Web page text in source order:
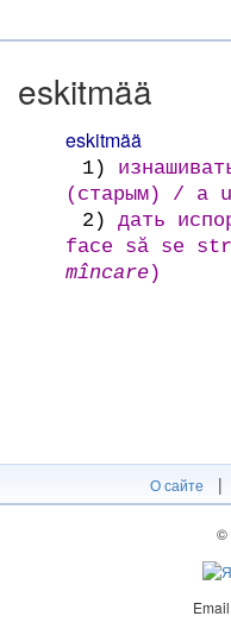
eskitmää
eskitmää
1)
(старым) / a
2)
дать
face să se
mîncare)
О сайте |
©